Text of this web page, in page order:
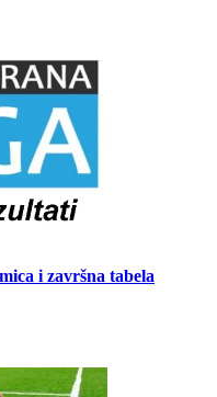
i završna tabela